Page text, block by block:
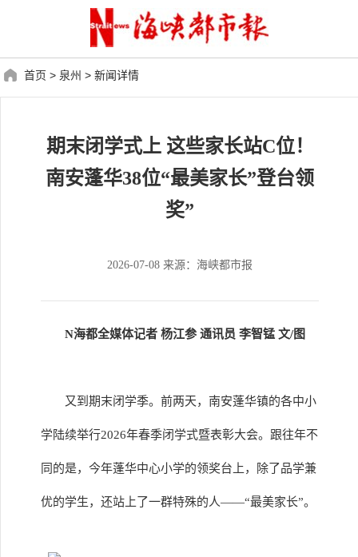
首页 > 泉州 > 新闻详情
期末闭学式上 这些家长站C位！
南安蓬华38位“最美家长”登台领
奖”
2026-07-08 来源：海峡都市报
N海都全媒体记者 杨江参 通讯员 李智锰 文/图
又到期末闭学季。前两天，南安蓬华镇的各中小
学陆续举行2026年春季闭学式暨表彰大会。跟往年不
同的是，今年蓬华中心小学的领奖台上，除了品学兼
优的学生，还站上了一群特殊的人——“最美家长”。